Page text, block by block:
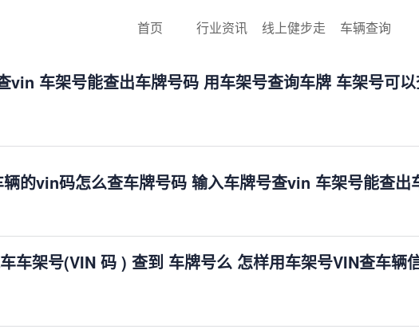
首页 行业资讯 线上健步走 车辆查询
vin 车架号能查出车牌号码 用车架号查询车牌 车架号可
的vin码怎么查车牌号码 输入车牌号查vin 车架号能查出
车架号(VIN 码 ) 查到 车牌号么 怎样用车架号VIN查车辆